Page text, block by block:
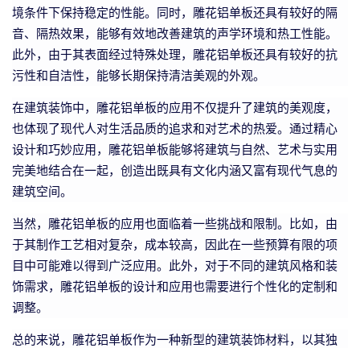
境条件下保持稳定的性能。同时，雕花铝单板还具有较好的隔
音、隔热效果，能够有效地改善建筑的声学环境和热工性能。
此外，由于其表面经过特殊处理，雕花铝单板还具有较好的抗
污性和自洁性，能够长期保持清洁美观的外观。
在建筑装饰中，雕花铝单板的应用不仅提升了建筑的美观度，
也体现了现代人对生活品质的追求和对艺术的热爱。通过精心
设计和巧妙应用，雕花铝单板能够将建筑与自然、艺术与实用
完美地结合在一起，创造出既具有文化内涵又富有现代气息的
建筑空间。
当然，雕花铝单板的应用也面临着一些挑战和限制。比如，由
于其制作工艺相对复杂，成本较高，因此在一些预算有限的项
目中可能难以得到广泛应用。此外，对于不同的建筑风格和装
饰需求，雕花铝单板的设计和应用也需要进行个性化的定制和
调整。
总的来说，雕花铝单板作为一种新型的建筑装饰材料，以其独